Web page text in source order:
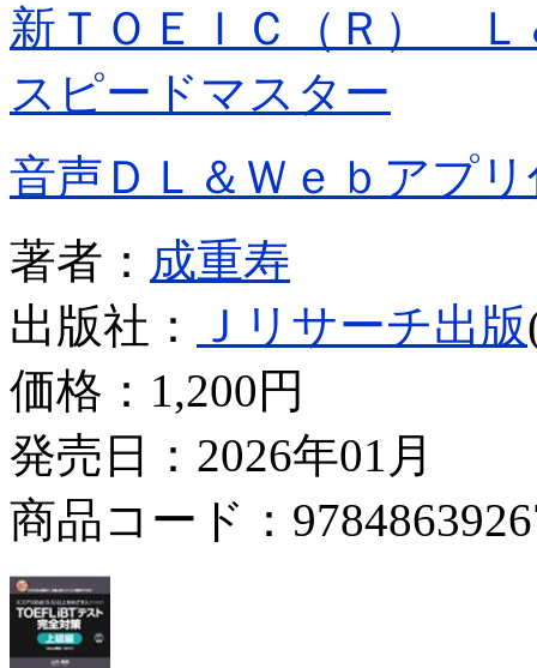
新ＴＯＥＩＣ（Ｒ）
スピードマスター
音声ＤＬ＆Ｗｅｂアプ
著者： 成重寿
出版社：
Ｊリサーチ出版
価格： 1,200円
発売日：2026年01月
商品コード：